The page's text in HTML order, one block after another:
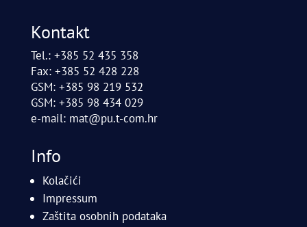
Kontakt
Tel.: +385 52 435 358
Fax: +385 52 428 228
GSM: +385 98 219 532
GSM: +385 98 434 029
e-mail: mat@pu.t-com.hr
Info
Kolačići
Impressum
Zaštita osobnih podataka